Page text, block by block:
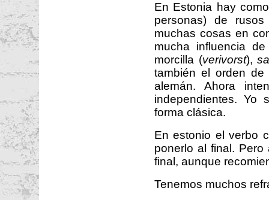
En Estonia hay
personas) de
muchas cosas en
mucha influencia
morcilla (verivorst),
también el orden
alemán. Ahora
independientes. Yo
forma clásica.
En estonio el verbo
ponerlo al final.
final, aunque
Tenemos muchos